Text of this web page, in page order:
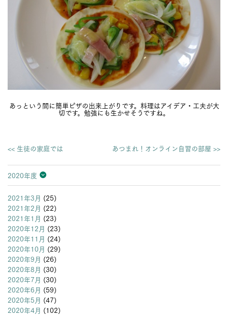
あっという間に簡単ピザの出来上がりです。料理はアイデア・工夫が大
切です。勉強にも生かせそうですね。
<< 生徒の家庭では あつまれ！オンライン自習の部屋 >>
2020年度
2026年度
2025年度
2024年度
2023年度
2022年度
2021年度
2020年度
2019年度
2018年度
2017年度
2016年度
2015年度
2014年度
2013年度
2021年3月 (25)
2021年2月 (22)
2021年1月 (23)
2020年12月 (23)
2020年11月 (24)
2020年10月 (29)
2020年9月 (26)
2020年8月 (30)
2020年7月 (30)
2020年6月 (59)
2020年5月 (47)
2020年4月 (102)